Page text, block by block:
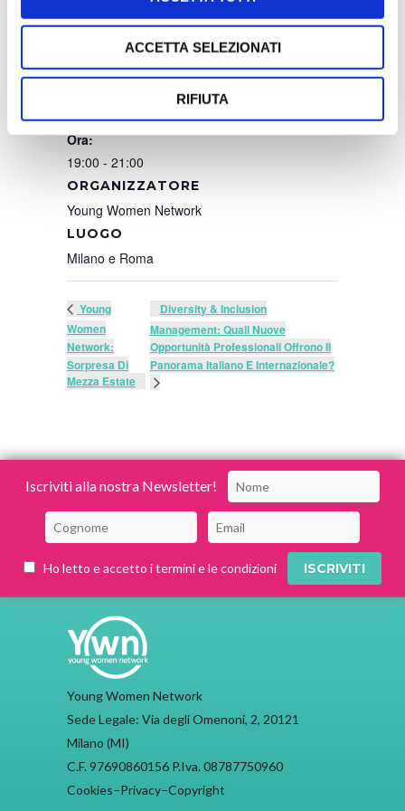
ACCETTA SELEZIONATI
RIFIUTA
DETTAGLI
14 Settembre 2023
Ora:
19:00 - 21:00
LUOGO
Milano e Roma
ORGANIZZATORE
Young Women Network
Young
Women
Network:
Sorpresa Di
Mezza Estate
Diversity & Inclusion
Management: Quali Nuove
Opportunità Professionali Offrono Il
Panorama Italiano E Internazionale?
Iscriviti alla nostra Newsletter!
Ho letto e accetto i termini e le condizioni
Young Women Network
Sede Legale: Via degli Omenoni, 2, 20121
Milano (MI)
C.F. 97690860156 P.Iva. 08787750960
Cookies–Privacy–Copyright